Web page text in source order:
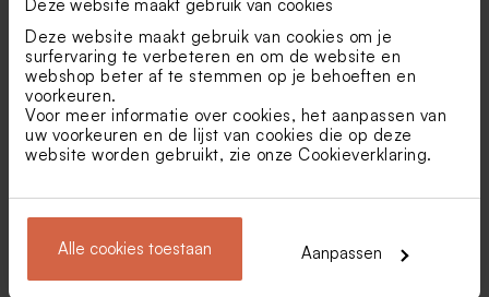
Deze website maakt gebruik van cookies
Deze website maakt gebruik van cookies om je
surfervaring te verbeteren en om de website en
webshop beter af te stemmen op je behoeften en
voorkeuren.
Voor meer informatie over cookies, het aanpassen van
uw voorkeuren en de lijst van cookies die op deze
website worden gebruikt, zie onze Cookieverklaring.
Alle cookies toestaan Aanpassen
Bruine eco enveloppe
Crèmekleurige enveloppe
met puntklep